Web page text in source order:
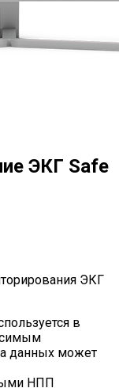
ЭКГ Safe
ЭКГ
в
данных может
НПП